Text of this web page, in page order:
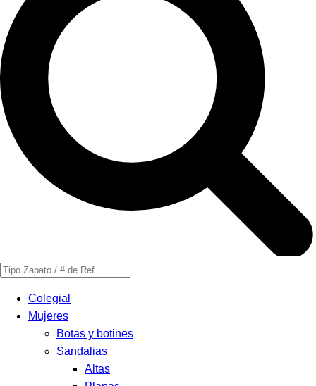
Búsqueda
productosColegial
Mujeres
Botas y botines
Sandalias
Altas